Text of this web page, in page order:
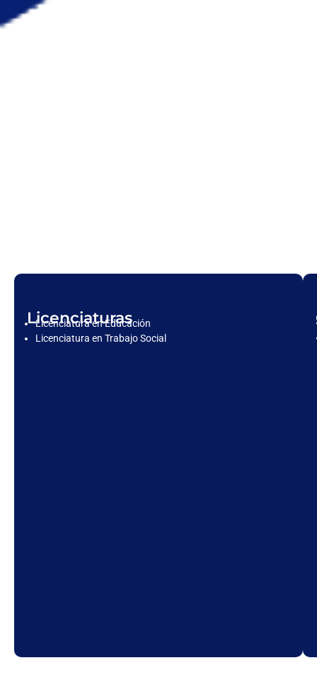
Licenciaturas
Licenciatura en Educación
Licenciatura en Trabajo Social